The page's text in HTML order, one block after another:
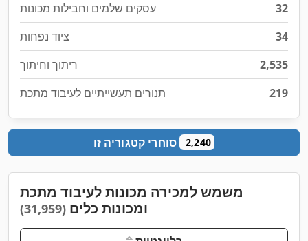
עסקים שלמים וחבילות מכונות
32
ציוד נפחות
34
ריתוך וחיתוך
2,535
תנורים תעשייתיים לעיבוד מתכת
219
סוחרי קטגוריה זו 2,240
משמש למכירה מכונות לעיבוד מתכת
ומכונות כלים (31,959)